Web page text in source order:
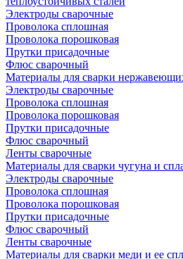
Электроды сварочные
Проволока сплошная
Проволока порошковая
Прутки присадочные
Флюс сварочный
Материалы для сварки
Электроды сварочные
Проволока сплошная
Проволока порошковая
Прутки присадочные
Флюс сварочный
Ленты сварочные
Материалы для сварки чугуна и
Электроды сварочные
Проволока сплошная
Проволока порошковая
Прутки присадочные
Флюс сварочный
Ленты сварочные
Материалы для сварки меди и ее